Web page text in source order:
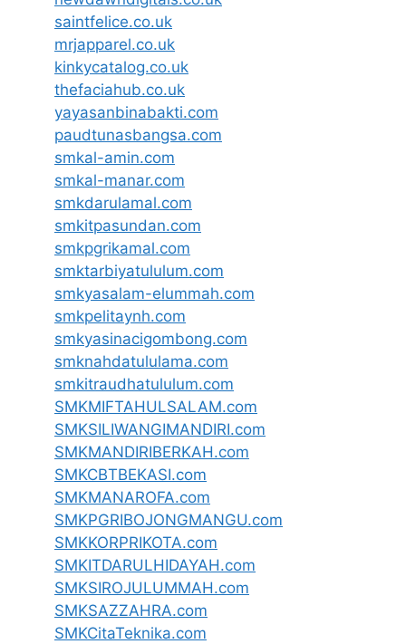
saintfelice.co.uk
mrjapparel.co.uk
kinkycatalog.co.uk
thefaciahub.co.uk
yayasanbinabakti.com
paudtunasbangsa.com
smkal-amin.com
smkal-manar.com
smkdarulamal.com
smkitpasundan.com
smkpgrikamal.com
smktarbiyatululum.com
smkyasalam-elummah.com
smkpelitaynh.com
smkyasinacigombong.com
smknahdatululama.com
smkitraudhatululum.com
SMKMIFTAHULSALAM.com
SMKSILIWANGIMANDIRI.com
SMKMANDIRIBERKAH.com
SMKCBTBEKASI.com
SMKMANAROFA.com
SMKPGRIBOJONGMANGU.com
SMKKORPRIKOTA.com
SMKITDARULHIDAYAH.com
SMKSIROJULUMMAH.com
SMKSAZZAHRA.com
SMKCitaTeknika.com